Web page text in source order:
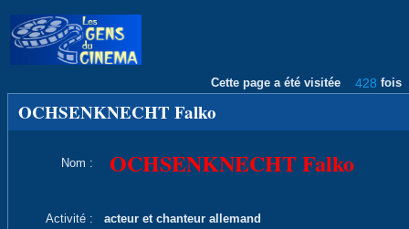
Cette page a été visitée 428 fois
OCHSENKNECHT Falko
Nom : OCHSENKNECHT Falko
Activité : acteur et chanteur allemand